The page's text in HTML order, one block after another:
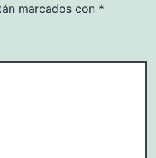
marcados con *